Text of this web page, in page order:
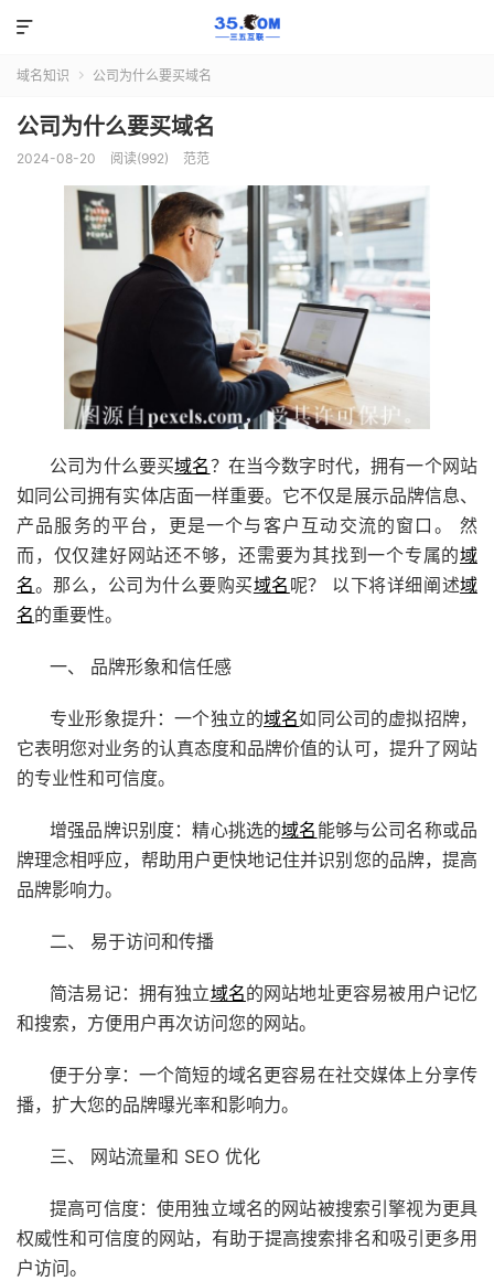

域名知识  公司为什么要买域名
公司为什么要买域名
2024-08-20 阅读(992) 范范
公司为什么要买域名？在当今数字时代，拥有一个网站
如同公司拥有实体店面一样重要。它不仅是展示品牌信息、
产品服务的平台，更是一个与客户互动交流的窗口。 然
而，仅仅建好网站还不够，还需要为其找到一个专属的域
名。那么，公司为什么要购买域名 呢？ 以下将详细阐述域
名的重要性。
一、 品牌形象和信任感
专业形象提升：一个独立的域名如同公司的虚拟招牌，
它表明您对业务的认真态度和品牌价值的认可，提升了网站
的专业性和可信度。
增强品牌识别度：精心挑选的域名 能够与公司名称或品
牌理念相呼应，帮助用户更快地记住并识别您的品牌，提高
品牌影响力。
二、 易于访问和传播
简洁易记：拥有独立域名的网站地址更容易被用户记忆
和搜索，方便用户再次访问您的网站。
便于分享：一个简短的域名更容易在社交媒体上分享传
播，扩大您的品牌曝光率和影响力。
三、 网站流量和 SEO 优化
提高可信度：使用独立域名的网站被搜索引擎视为更具
权威性和可信度的网站，有助于提高搜索排名和吸引更多用
户访问。